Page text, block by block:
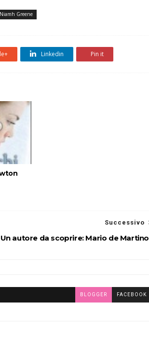
Niamh Greene
Linkedin Pin it
Successivo
Un autore da scoprire: Mario de Martino
BLOGGER FACEBOOK